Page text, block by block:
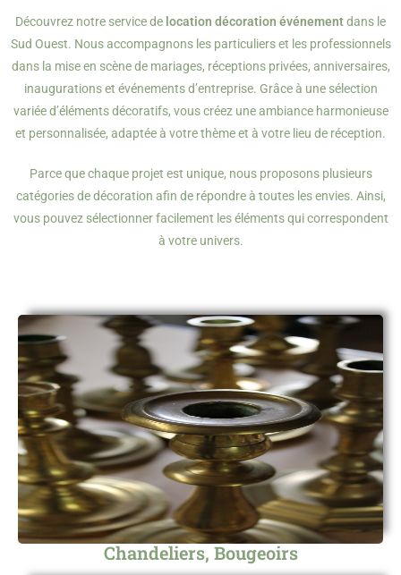
Découvrez notre service de location décoration événementdans le
Sud Ouest. Nous accompagnons les particuliers et les professionnels
dans la mise en scène de mariages, réceptions privées, anniversaires,
inaugurations et événements d’entreprise. Grâce à une sélection
variée d’éléments décoratifs, vous créez une ambiance harmonieuse
et personnalisée, adaptée à votre thème et à votre lieu de réception.
Parce que chaque projet est unique, nous proposons plusieurs
catégories de décoration afin de répondre à toutes les envies. Ainsi,
vous pouvez sélectionner facilement les éléments qui correspondent
à votre univers.
Chandeliers, Bougeoirs